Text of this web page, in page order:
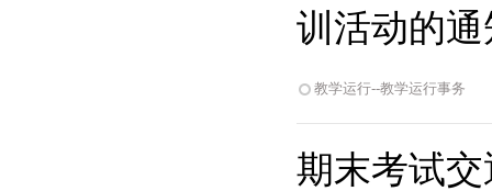
训活动的通
教学运行--教学运行事务
期末考试